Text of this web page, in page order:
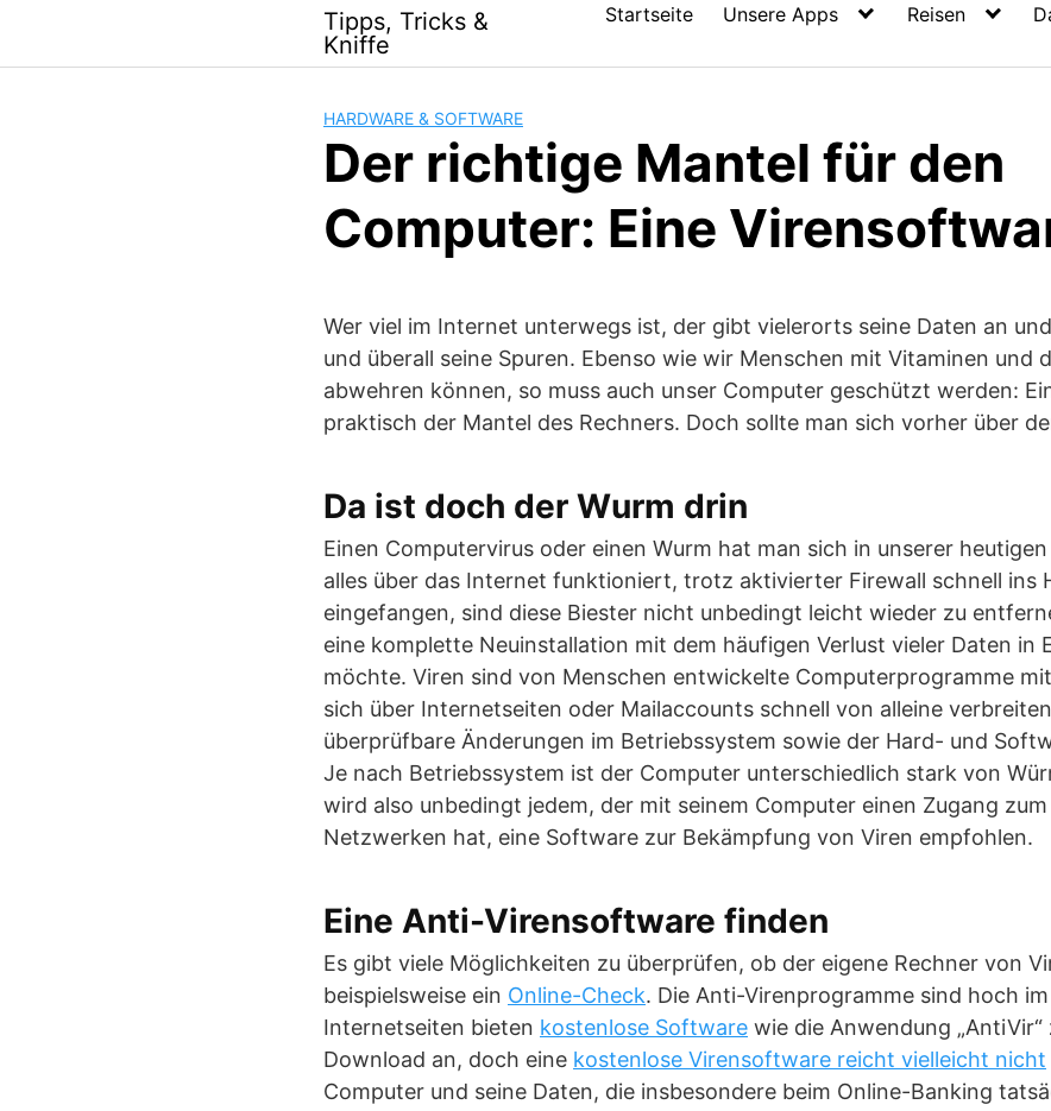
content
Tipps, Tricks &
Kniffe
Startseite Unsere Apps Reisen
HARDWARE & SOFTWARE
Der richtige Mantel für den
Computer: Eine
Wer viel im Internet unterwegs ist, der gibt vielerorts seine Daten an
und überall seine Spuren. Ebenso wie wir Menschen mit Vitaminen und
abwehren können, so muss auch unser Computer geschützt werden:
praktisch der Mantel des Rechners. Doch sollte man sich vorher über
Da ist doch der Wurm drin
Einen Computervirus oder einen Wurm hat man sich in unserer
alles über das Internet funktioniert, trotz aktivierter Firewall schnell ins
eingefangen, sind diese Biester nicht unbedingt leicht wieder zu
eine komplette Neuinstallation mit dem häufigen Verlust vieler Daten in
möchte. Viren sind von Menschen entwickelte Computerprogramme
sich über Internetseiten oder Mailaccounts schnell von alleine
überprüfbare Änderungen im Betriebssystem sowie der Hard- und
Je nach Betriebssystem ist der Computer unterschiedlich stark von
wird also unbedingt jedem, der mit seinem Computer einen Zugang
Netzwerken hat, eine Software zur Bekämpfung von Viren empfohlen.
Eine Anti-Virensoftware finden
Es gibt viele Möglichkeiten zu überprüfen, ob der eigene Rechner von
beispielsweise ein Online-Check. Die Anti-Virenprogramme sind hoch im
Internetseiten bieten kostenlose Software wie die Anwendung
Download an, doch eine kostenlose Virensoftware reicht vielleicht nicht
Computer und seine Daten, die insbesondere beim Online-Banking